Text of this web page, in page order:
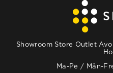
Showroom Store Outlet
Ma-Pe / Mån-